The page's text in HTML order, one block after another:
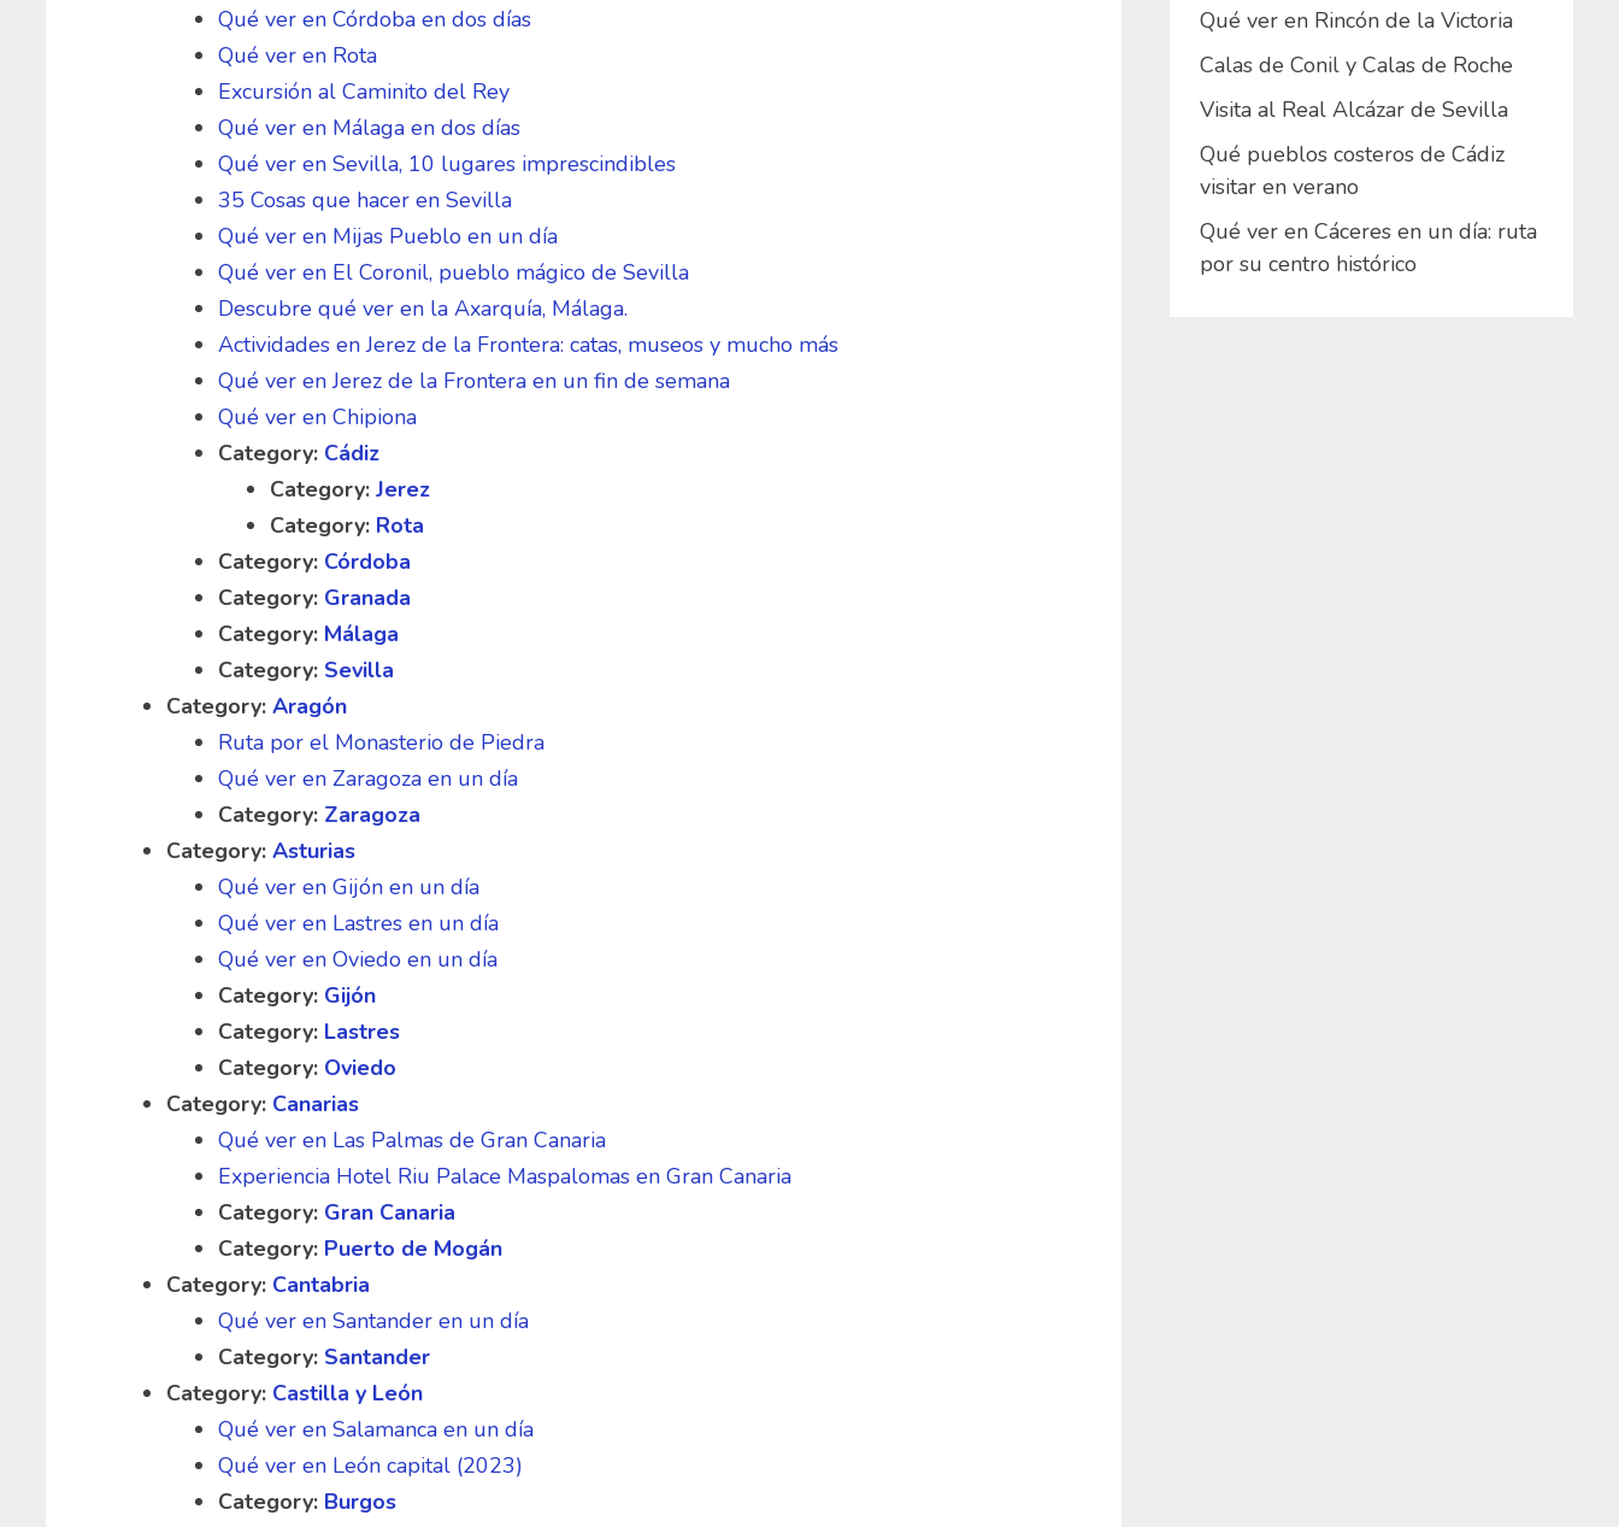
Qué ver en Córdoba en dos días
Qué ver en Rota
Excursión al Caminito del Rey
Qué ver en Málaga en dos días
Qué ver en Sevilla, 10 lugares imprescindibles
35 Cosas que hacer en Sevilla
Qué ver en Mijas Pueblo en un día
Qué ver en El Coronil, pueblo mágico de Sevilla
Descubre qué ver en la Axarquía, Málaga.
Actividades en Jerez de la Frontera: catas, museos y mucho más
Qué ver en Jerez de la Frontera en un fin de semana
Qué ver en Chipiona
Category: Cádiz
Category:Jerez
Category: Rota
Category: Córdoba
Category: Granada
Category: Málaga
Category: Sevilla
Category:Aragón
Ruta por el Monasterio de Piedra
Qué ver en Zaragoza en un día
Category: Zaragoza
Category:Asturias
Qué ver en Gijón en un día
Qué ver en Lastres en un día
Qué ver en Oviedo en un día
Category: Gijón
Category: Lastres
Category: Oviedo
Category: Canarias
Qué ver en Las Palmas de Gran Canaria
Experiencia Hotel Riu Palace Maspalomas en Gran Canaria
Category: Gran Canaria
Category: Puerto de Mogán
Category: Cantabria
Qué ver en Santander en un día
Category: Santander
Category: Castilla y León
Qué ver en Salamanca en un día
Qué ver en León capital (2023)
Category: Burgos
Qué ver en Rincón de la Victoria
Calas de Conil y Calas de Roche
Visita al Real Alcázar de Sevilla
Qué pueblos costeros de Cádiz
visitar en verano
Qué ver en Cáceres en un día: ruta
por su centro histórico